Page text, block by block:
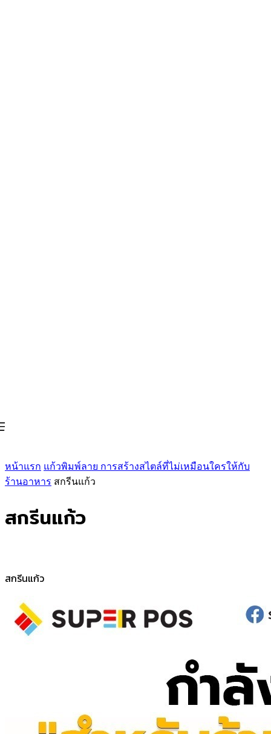
หน้าแรก แก้วพิมพ์ลาย การสร้างสไตล์ที่ไม่เหมือนใครให้กับ
ร้านอาหาร สกรีนแก้ว
สกรีนแก้ว
สกรีนแก้ว